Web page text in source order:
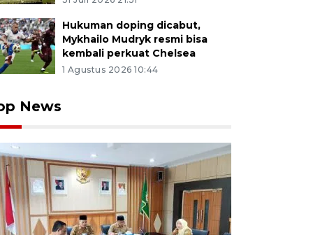
Hukuman doping dicabut,
Mykhailo Mudryk resmi bisa
kembali perkuat Chelsea
1 Agustus 2026 10:44
News